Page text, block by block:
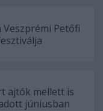
Petőfi
ajtók mellett is
júniusban